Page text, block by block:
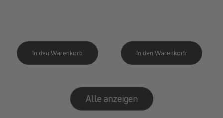
Alle anzeigen